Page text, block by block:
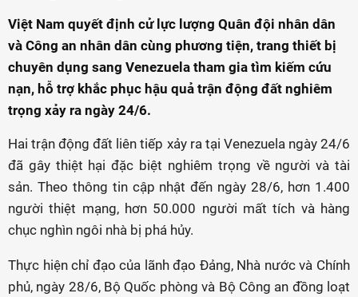
Việt Nam quyết định cử lực lượng Quân đội nhân dân
và Công an nhân dân cùng phương tiện, trang thiết bị
chuyên dụng sang Venezuela tham gia tìm kiếm cứu
nạn, hỗ trợ khắc phục hậu quả trận động đất nghiêm
trọng xảy ra ngày 24/6.
Hai trận động đất liên tiếp xảy ra tại Venezuela ngày 24/6
đã gây thiệt hại đặc biệt nghiêm trọng về người và tài
sản. Theo thông tin cập nhật đến ngày 28/6, hơn 1.400
người thiệt mạng, hơn 50.000 người mất tích và hàng
chục nghìn ngôi nhà bị phá hủy.
Thực hiện chỉ đạo của lãnh đạo Đảng, Nhà nước và Chính
phủ, ngày 28/6, Bộ Quốc phòng và Bộ Công an đồng loạt